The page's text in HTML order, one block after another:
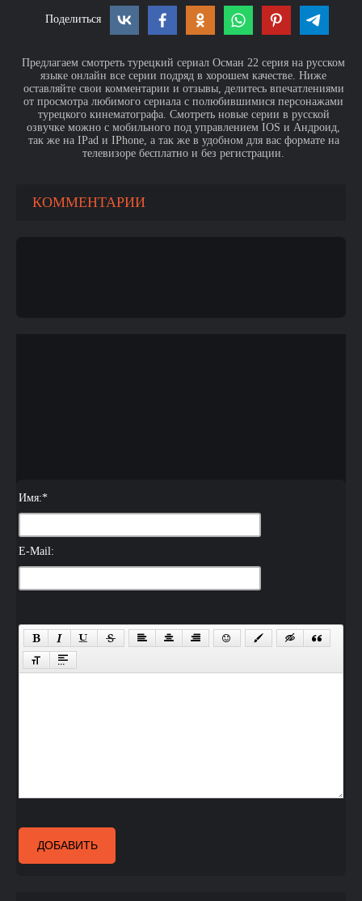
Поделиться
Предлагаем смотреть турецкий сериал Осман 22 серия на русском
языке онлайн все серии подряд в хорошем качестве. Ниже
оставляйте свои комментарии и отзывы, делитесь впечатлениями
от просмотра любимого сериала с полюбившимися персонажами
турецкого кинематографа. Смотреть новые серии в русской
озвучке можно с мобильного под управлением IOS и Андроид,
так же на IPad и IPhone, а так же в удобном для вас формате на
телевизоре бесплатно и без регистрации.
КОММЕНТАРИИ
Имя:*
E-Mail:
ДОБАВИТЬ